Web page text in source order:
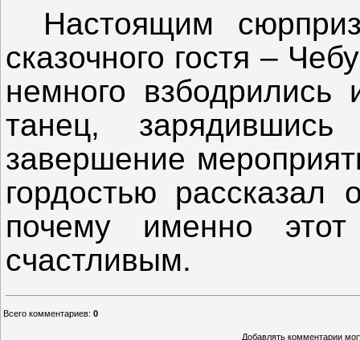
Настоящим
сказочного гостя –
немного взбодрились
танец,
завершение
гордостью рассказал
почему именно
счастливым.
Всего комментариев: 0
Добавлять комментарии